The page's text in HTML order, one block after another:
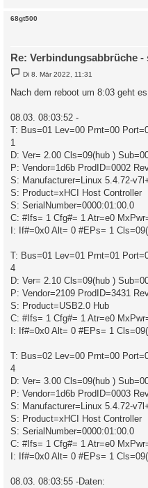
68gt500
Re: Verbindungsabbrüche -
B
e
t
a
g
Di 8. Mär 2022, 11:31
Nach dem reboot um 8:03 geht
08.03. 08:03:52 -
T: Bus=01 Lev=00 Prnt=00
1
D: Ver= 2.00 Cls=09(hub )
P: Vendor=1d6b ProdID=0002
S: Manufacturer=Linux 5.4.72-
S: Product=xHCI Host Controller
S: SerialNumber=0000:01:00.0
C: #Ifs= 1 Cfg#= 1 Atr=e0
I: If#=0x0 Alt= 0 #EPs= 1
T: Bus=01 Lev=01 Prnt=01
4
D: Ver= 2.10 Cls=09(hub )
P: Vendor=2109 ProdID=3431
S: Product=USB2.0 Hub
C: #Ifs= 1 Cfg#= 1 Atr=e0
I: If#=0x0 Alt= 0 #EPs= 1
T: Bus=02 Lev=00 Prnt=00
4
D: Ver= 3.00 Cls=09(hub )
P: Vendor=1d6b ProdID=0003
S: Manufacturer=Linux 5.4.72-
S: Product=xHCI Host Controller
S: SerialNumber=0000:01:00.0
C: #Ifs= 1 Cfg#= 1 Atr=e0
I: If#=0x0 Alt= 0 #EPs= 1
08.03. 08:03:55 -Daten: